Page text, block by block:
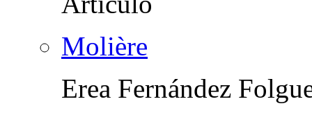
Molière
Erea Fernández